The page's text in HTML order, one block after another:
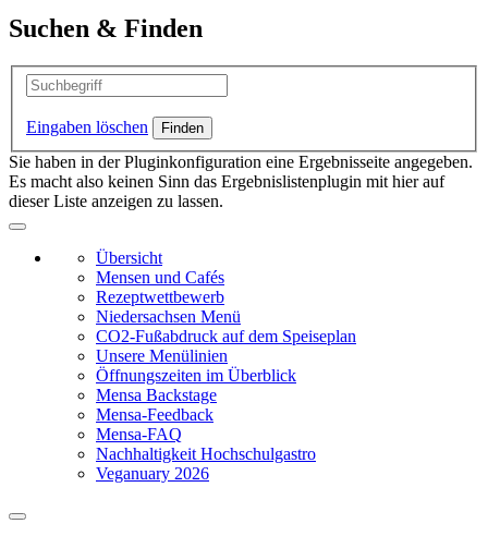
Suchen & Finden
Eingaben löschen
Sie haben in der Pluginkonfiguration eine Ergebnisseite angegeben.
Es macht also keinen Sinn das Ergebnislistenplugin mit hier auf
dieser Liste anzeigen zu lassen.
Übersicht
Mensen und Cafés
Rezeptwettbewerb
Niedersachsen Menü
CO2-Fußabdruck auf dem Speiseplan
Unsere Menülinien
Öffnungszeiten im Überblick
Mensa Backstage
Mensa-Feedback
Mensa-FAQ
Nachhaltigkeit Hochschulgastro
Veganuary 2026